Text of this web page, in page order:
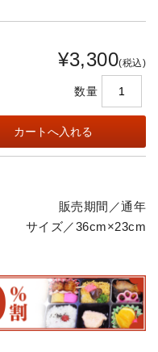
¥3,300(税込)
数量
販売期間／通年
サイズ／36cm×23cm